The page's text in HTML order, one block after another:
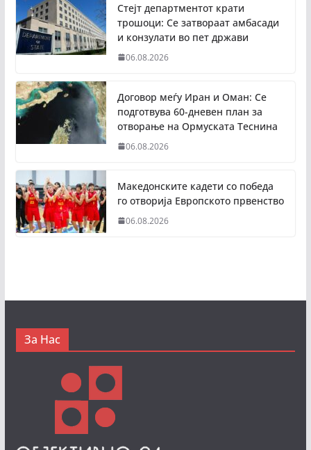
Стејт департментот крати
трошоци: Се затвораат амбасади
и конзулати во пет држави
06.08.2026
Договор меѓу Иран и Оман: Се
подготвува 60-дневен план за
отворање на Ормуската Теснина
06.08.2026
Македонските кадети со победа
го отворија Европското првенство
06.08.2026
За Нас